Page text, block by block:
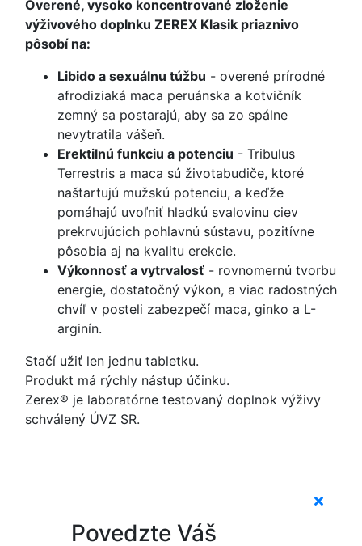
Overené, vysoko koncentrované zloženie
výživového doplnku ZEREX Klasik priaznivo
pôsobí na:
Libido a sexuálnu túžbu - overené prírodné
afrodiziaká maca peruánska a kotvičník
zemný sa postarajú, aby sa zo spálne
nevytratila vášeň.
Erektilnú funkciu a potenciu - Tribulus
Terrestris a maca sú životabudiče, ktoré
naštartujú mužskú potenciu, a keďže
pomáhajú uvoľniť hladkú svalovinu ciev
prekrvujúcich pohlavnú sústavu, pozitívne
pôsobia aj na kvalitu erekcie.
Výkonnosť a vytrvalosť - rovnomernú tvorbu
energie, dostatočný výkon, a viac radostných
chvíľ v posteli zabezpečí maca, ginko a L-
arginín.
Stačí užiť len jednu tabletku.
Produkt má rýchly nástup účinku.
Zerex® je laboratórne testovaný doplnok výživy
schválený ÚVZ SR.
Povedzte Váš